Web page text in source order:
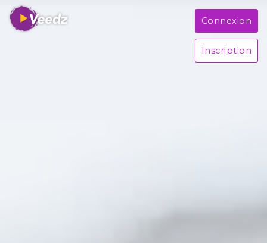
Connexion
Inscription